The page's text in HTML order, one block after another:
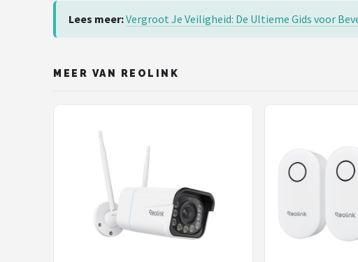
Lees meer:Vergroot Je Veiligheid: De Ultieme Gids voor
MEER VAN REOLINK